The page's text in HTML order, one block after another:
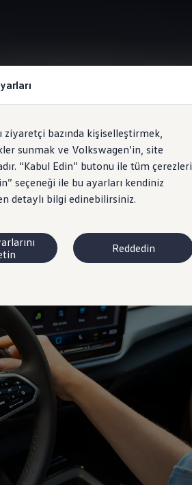
bazında kişiselleştirmek,
sunmak ve Volkswagen’in, site
“Kabul Edin” butonu ile tüm çerezleri
seçeneği ile bu ayarları kendiniz
detaylı bilgi edinebilirsiniz.
Reddedin
Cockpit"